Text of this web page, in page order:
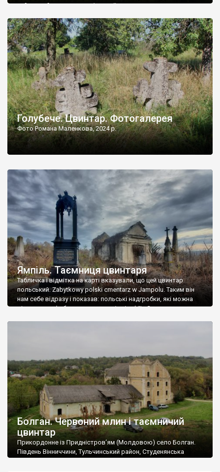
найкращий регулятор шкідливої, для старих кладовищ,
бруньками, кози ті бруньки обгризають, бо то улюблений
делікатес. На цвинтарі у Голубечому ціла колекція
різноманітних форм хрестів. Село відносно невелике, […]
Голубече. Цвинтар. Фотогалерея
Фото Романа Маленкова, 2024 р.
Ямпіль. Таємниця цвинтаря
Табличка і відмітка на карті вказували, що цей цвинтар
польський. Zabytkowy polski cmentarz w Jampolu. Таким він
нам себе відразу і показав: польські надгробки, які можна
віднести до фабричних, польські епітафії… Загалом цвинтар
Болган. Червоний млин і таємничий
цвинтар
Прикордонне із Придністров’ям (Молдовою) село Болган.
Південь Вінниччини, Тульчинський район, Студенянська